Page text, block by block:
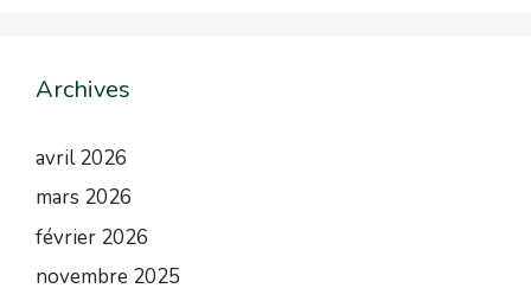
Archives
avril 2026
mars 2026
février 2026
novembre 2025